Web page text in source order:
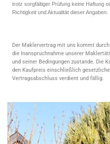
trotz sorgfältiger Prüfung keine Haftung
Richtigkeit und Aktualität dieser Angaben.
Der Maklervertrag mit uns kommt
die Inanspruchnahme unserer
und seiner Bedingungen zustande. Die
den Kaufpreis einschließlich
Vertragsabschluss verdient und fällig.